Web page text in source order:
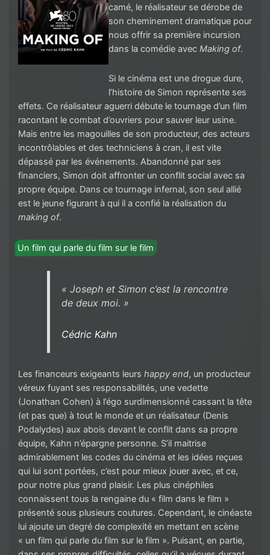
camé, le réalisateur se dérobe de
son cheminement dramatique pour
nous offrir sa première incursion
dans la comédie avec Making of.
Si le cinéma est une drogue dure,
l’histoire de Simon représente ses
effets. Ce réalisateur aguerri débute le tournage d’un film
racontant le combat d’ouvriers pour sauver leur usine.
Mais entre les magouilles de son producteur, des acteurs
incontrôlables et des techniciens à cran, il est vite
dépassé par les événements. Abandonné par ses
financiers, Simon doit affronter un conflit social avec sa
propre équipe. Dans ce tournage infernal, son seul allié
est le jeune figurant à qui il a confié la réalisation du
making of.
Un film qui parle du film sur le film
« Joseph et Simon c’est la rencontre
de deux moi. »
Cédric Kahn
Les financeurs exigeants leurs happy end, un producteur
véreux fuyant ses responsabilités, une vedette
(Jonathan Cohen) à l’égo surdimensionné cassant la tête
(et pas que) à tout le monde et un réalisateur (Denis
Podalydes) aux abois devant le conflit dans sa propre
équipe, Kahn n’épargne personne. S’il maitrise
admirablement les codes du cinéma et les idées reçues
qui lui sont portées, c’est pour mieux jouer avec, et ce,
pour notre plus grand plaisir. Les plus cinéphiles
connaissent tous la rengaine du « film dans le film »
présenté sous plusieurs coutures. Cependant, le cinéaste
lui ajoute un degré de complexité en mettant en scène
« un film qui parle du film sur le film ». Puisant, en partie,